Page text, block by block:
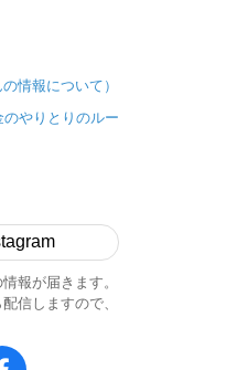
情報について）
やりとりのルー
報が届きます。
信しますので、